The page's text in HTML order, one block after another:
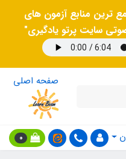
ترین منابع آزمون های
سایت پرتو یادگیری"
صفحه اصلی
0